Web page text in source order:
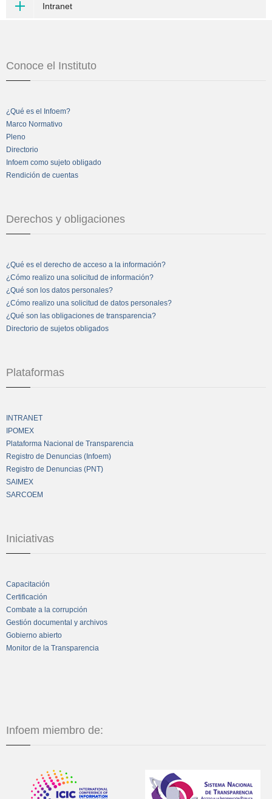
Intranet
Conoce el Instituto
¿Qué es el Infoem?
Marco Normativo
Pleno
Directorio
Infoem como sujeto obligado
Rendición de cuentas
Derechos y obligaciones
¿Qué es el derecho de acceso a la información?
¿Cómo realizo una solicitud de información?
¿Qué son los datos personales?
¿Cómo realizo una solicitud de datos personales?
¿Qué son las obligaciones de transparencia?
Directorio de sujetos obligados
Plataformas
INTRANET
IPOMEX
Plataforma Nacional de Transparencia
Registro de Denuncias (Infoem)
Registro de Denuncias (PNT)
SAIMEX
SARCOEM
Iniciativas
Capacitación
Certificación
Combate a la corrupción
Gestión documental y archivos
Gobierno abierto
Monitor de la Transparencia
Infoem miembro de: